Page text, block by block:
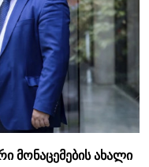
მონაცემების ახალი